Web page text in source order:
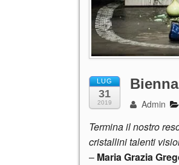
LUG
31
2019 Admin
Termina il nostro
cristallini talenti
– Maria Grazia